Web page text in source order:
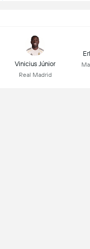
Vinicius Júnior
Real Madrid